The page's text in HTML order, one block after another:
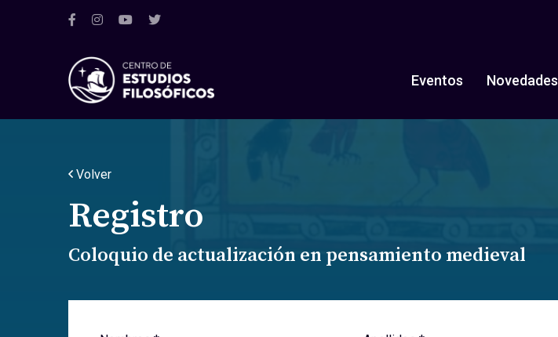
Eventos Novedades
Volver
Registro
Coloquio de actualización en pensamiento medieval